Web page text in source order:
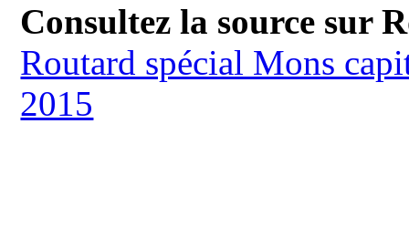
Consultez la source sur
Routard spécial Mons
2015